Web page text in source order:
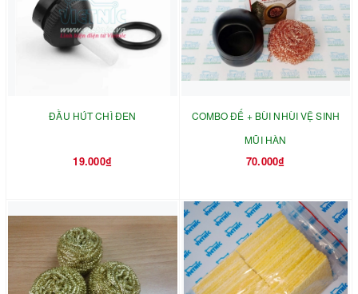
ĐẦU HÚT CHÌ ĐEN
19.000₫
COMBO ĐẾ + BÙI NHÙI VỆ SINH
MŨI HÀN
70.000₫